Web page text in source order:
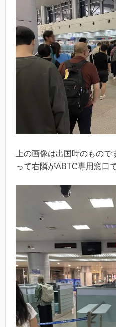
上の画像は出国時のもの
って右隣がABTC専用窓口で